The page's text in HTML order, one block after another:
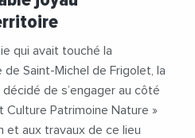
qui avait touché la
de Saint-Michel de Frigolet, la
de s’engager au côté
Culture Patrimoine Nature »
et aux travaux de ce lieu